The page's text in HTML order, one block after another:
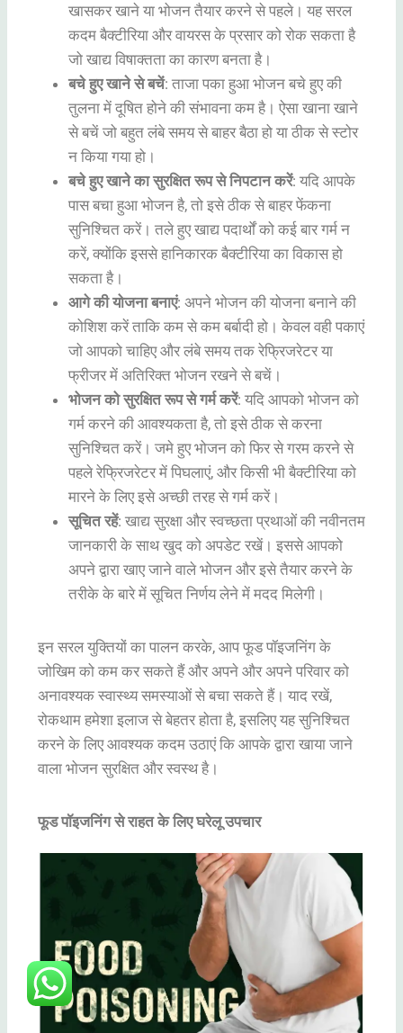
खासकर खाने या भोजन तैयार करने से पहले। यह सरल
कदम बैक्टीरिया और वायरस के प्रसार को रोक सकता है
जो खाद्य विषाक्तता का कारण बनता है।
बचे हुए खाने से बचें: ताजा पका हुआ भोजन बचे हुए की
तुलना में दूषित होने की संभावना कम है। ऐसा खाना खाने
से बचें जो बहुत लंबे समय से बाहर बैठा हो या ठीक से स्टोर
न किया गया हो।
बचे हुए खाने का सुरक्षित रूप से निपटान करें: यदि आपके
पास बचा हुआ भोजन है, तो इसे ठीक से बाहर फेंकना
सुनिश्चित करें। तले हुए खाद्य पदार्थों को कई बार गर्म न
करें, क्योंकि इससे हानिकारक बैक्टीरिया का विकास हो
सकता है।
आगे की योजना बनाएं: अपने भोजन की योजना बनाने की
कोशिश करें ताकि कम से कम बर्बादी हो। केवल वही पकाएं
जो आपको चाहिए और लंबे समय तक रेफ्रिजरेटर या
फ्रीजर में अतिरिक्त भोजन रखने से बचें।
भोजन को सुरक्षित रूप से गर्म करें: यदि आपको भोजन को
गर्म करने की आवश्यकता है, तो इसे ठीक से करना
सुनिश्चित करें। जमे हुए भोजन को फिर से गरम करने से
पहले रेफ्रिजरेटर में पिघलाएं, और किसी भी बैक्टीरिया को
मारने के लिए इसे अच्छी तरह से गर्म करें।
सूचित रहें: खाद्य सुरक्षा और स्वच्छता प्रथाओं की नवीनतम
जानकारी के साथ खुद को अपडेट रखें। इससे आपको
अपने द्वारा खाए जाने वाले भोजन और इसे तैयार करने के
तरीके के बारे में सूचित निर्णय लेने में मदद मिलेगी।
इन सरल युक्तियों का पालन करके, आप फूड पॉइजनिंग के
जोखिम को कम कर सकते हैं और अपने और अपने परिवार को
अनावश्यक स्वास्थ्य समस्याओं से बचा सकते हैं। याद रखें,
रोकथाम हमेशा इलाज से बेहतर होता है, इसलिए यह सुनिश्चित
करने के लिए आवश्यक कदम उठाएं कि आपके द्वारा खाया जाने
वाला भोजन सुरक्षित और स्वस्थ है।
फूड पॉइजनिंग से राहत के लिए घरेलू उपचार